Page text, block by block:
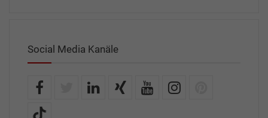
Social Media Kanäle